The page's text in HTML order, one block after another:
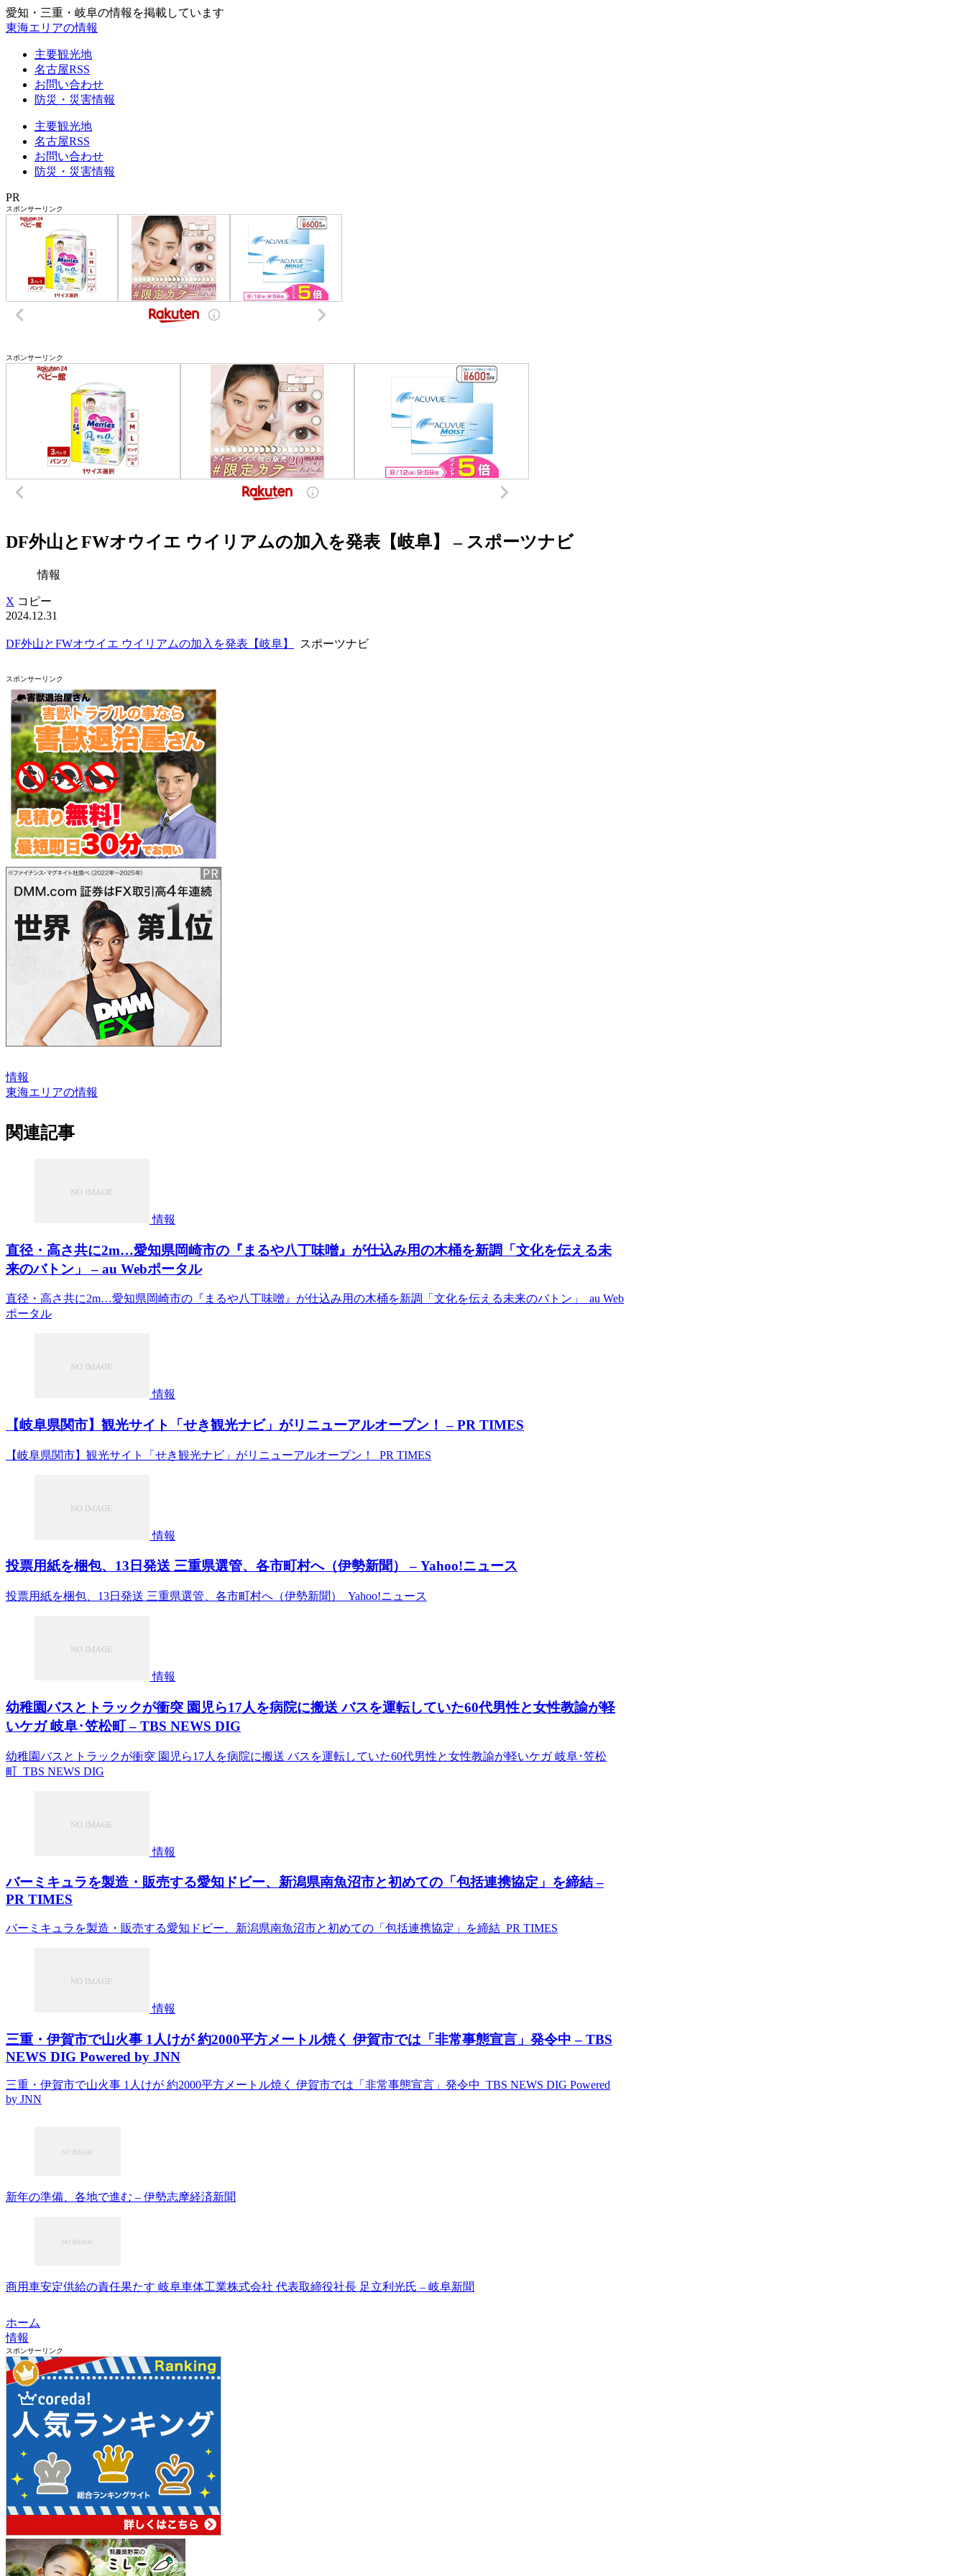
愛知・三重・岐阜の情報を掲載しています
東海エリアの情報
主要観光地
名古屋RSS
お問い合わせ
防災・災害情報
主要観光地
名古屋RSS
お問い合わせ
防災・災害情報
PR
スポンサーリンク
スポンサーリンク
DF外山とFWオウイエ ウイリアムの加入を発表【岐阜】 – スポーツナビ
情報
X コピー
2024.12.31
DF外山とFWオウイエ ウイリアムの加入を発表【岐阜】 スポーツナビ
スポンサーリンク
情報
東海エリアの情報
関連記事
情報
直径・高さ共に2m…愛知県岡崎市の『まるや八丁味噌』が仕込み用の木桶を新調「文化を伝える未
来のバトン」 – au Webポータル
直径・高さ共に2m…愛知県岡崎市の『まるや八丁味噌』が仕込み用の木桶を新調「文化を伝える未来のバトン」 au Web
ポータル
情報
【岐阜県関市】観光サイト「せき観光ナビ」がリニューアルオープン！ – PR TIMES
【岐阜県関市】観光サイト「せき観光ナビ」がリニューアルオープン！ PR TIMES
情報
投票用紙を梱包、13日発送 三重県選管、各市町村へ（伊勢新聞） – Yahoo!ニュース
投票用紙を梱包、13日発送 三重県選管、各市町村へ（伊勢新聞） Yahoo!ニュース
情報
幼稚園バスとトラックが衝突 園児ら17人を病院に搬送 バスを運転していた60代男性と女性教諭が軽
いケガ 岐阜･笠松町 – TBS NEWS DIG
幼稚園バスとトラックが衝突 園児ら17人を病院に搬送 バスを運転していた60代男性と女性教諭が軽いケガ 岐阜･笠松
町 TBS NEWS DIG
情報
バーミキュラを製造・販売する愛知ドビー、新潟県南魚沼市と初めての「包括連携協定」を締結 –
PR TIMES
バーミキュラを製造・販売する愛知ドビー、新潟県南魚沼市と初めての「包括連携協定」を締結 PR TIMES
情報
三重・伊賀市で山火事 1人けが 約2000平方メートル焼く 伊賀市では「非常事態宣言」発令中 – TBS
NEWS DIG Powered by JNN
三重・伊賀市で山火事 1人けが 約2000平方メートル焼く 伊賀市では「非常事態宣言」発令中 TBS NEWS DIG Powered
by JNN
新年の準備、各地で進む – 伊勢志摩経済新聞
商用車安定供給の責任果たす 岐阜車体工業株式会社 代表取締役社長 足立利光氏 – 岐阜新聞
ホーム
情報
スポンサーリンク